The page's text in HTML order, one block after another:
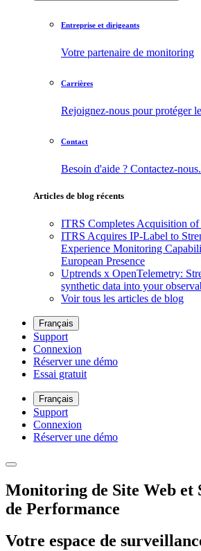
Entreprise et dirigeants
Votre partenaire de monitoring
Carrières
Rejoignez-nous pour protéger
Contact
Besoin d'aide ? Contactez-nous.
Articles de blog récents
ITRS Completes Acquisition
ITRS Acquires IP-Label to
Experience Monitoring
European Presence
Uptrends x OpenTelemetry:
synthetic data into your
Voir tous les articles de blog
Français
Support
Connexion
Réserver une démo
Essai gratuit
Français
Support
Connexion
Réserver une démo
Monitoring de Site Web et
de Performance
Votre espace de